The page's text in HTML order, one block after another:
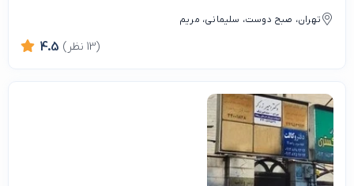
تهران، صبح دوست، سلیمانی، مریم
4.5 (13 نظر)